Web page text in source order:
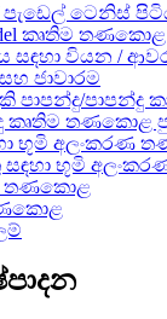
පැඩෙල් ටෙනිස්
කෘතිම තණකොළ
සඳහා වියන /
ජාවාරම
පාපන්දු/පාපන්දු
කෘතිම තණකොළ
භූමි අලංකරණ
භූමි
තණකොළ